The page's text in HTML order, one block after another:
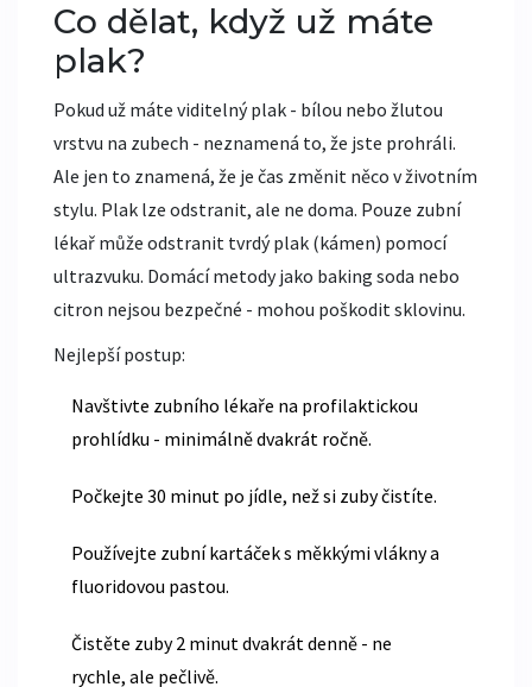
Co dělat, když už máte
plak?
Pokud už máte viditelný plak - bílou nebo žlutou
vrstvu na zubech - neznamená to, že jste prohráli.
Ale jen to znamená, že je čas změnit něco v životním
stylu. Plak lze odstranit, ale ne doma. Pouze zubní
lékař může odstranit tvrdý plak (kámen) pomocí
ultrazvuku. Domácí metody jako baking soda nebo
citron nejsou bezpečné - mohou poškodit sklovinu.
Nejlepší postup:
Navštivte zubního lékaře na profilaktickou
prohlídku - minimálně dvakrát ročně.
Počkejte 30 minut po jídle, než si zuby čistíte.
Používejte zubní kartáček s měkkými vlákny a
fluoridovou pastou.
Čistěte zuby 2 minut dvakrát denně - ne
rychle, ale pečlivě.